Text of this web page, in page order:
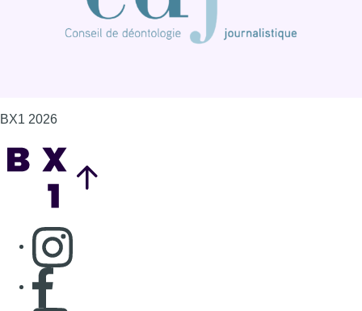
BX1 2026
Consulter page Instagram
Consulter page Facebook